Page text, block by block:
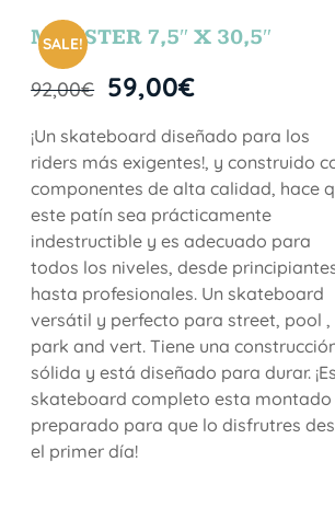
SALE!
MONSTER 7,5″ X 30,5″
92,00€ 59,00€
¡Un skateboard diseñado para los
riders más exigentes!, y construido
componentes de alta calidad, hace
este patín sea prácticamente
indestructible y es adecuado para
todos los niveles, desde
hasta profesionales. Un skateboard
versátil y perfecto para street, pool ,
park and vert. Tiene una
sólida y está diseñado para durar.
skateboard completo esta montado
preparado para que lo disfrutres
el primer día!